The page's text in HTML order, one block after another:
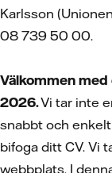
Karlsson
08 739 50 00.
Välkommen med
2026.Vi tar inte
snabbt och
bifoga ditt CV. Vi
webbplats. I